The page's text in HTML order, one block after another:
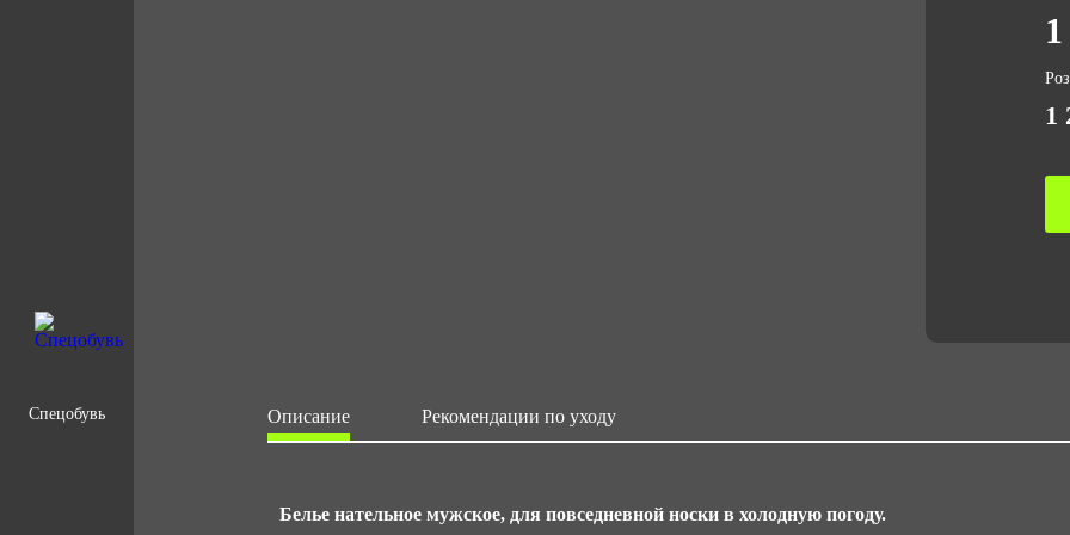
Спецобувь
1
Описание Рекомендации по уходу
Белье нательное мужское, для повседневной носки в холодную погоду.